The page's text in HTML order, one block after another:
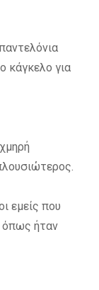
κάγκελο για
εμείς που
όπως ήταν